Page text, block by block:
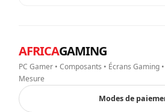
AFRICAGAMING
PC Gamer • Composants • Écrans Gaming
Mesure
Modes de